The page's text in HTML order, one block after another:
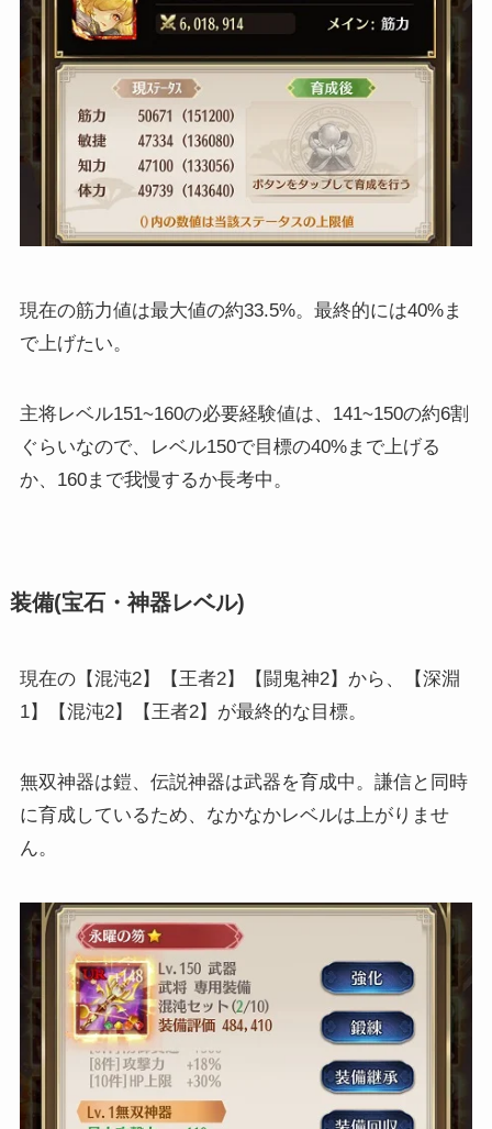
現在の筋力値は最大値の約33.5%。最終的には40%ま
で上げたい。
主将レベル151~160の必要経験値は、141~150の約6割
ぐらいなので、レベル150で目標の40%まで上げる
か、160まで我慢するか長考中。
装備(宝石・神器レベル)
現在の【混沌2】【王者2】【闘鬼神2】から、【深淵
1】【混沌2】【王者2】が最終的な目標。
無双神器は鎧、伝説神器は武器を育成中。謙信と同時
に育成しているため、なかなかレベルは上がりませ
ん。